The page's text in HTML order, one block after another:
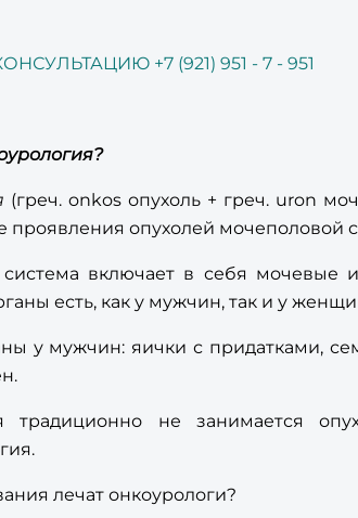
+7 (921) 951 - 7 - 951
(греч. onkos опухоль + греч. uron
проявления опухолей мочеполовой
включает в себя мочевые
есть, как у мужчин, так и у
у мужчин: яички с придатками,
традиционно не занимается
лечат онкоурологи?